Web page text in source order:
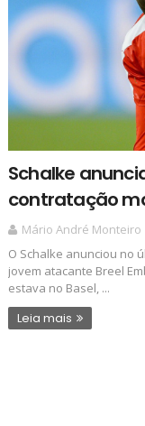
Schalke
contratação
Mário André Monteiro
O Schalke anunciou no
jovem atacante Breel
estava no Basel, ...
Leia mais